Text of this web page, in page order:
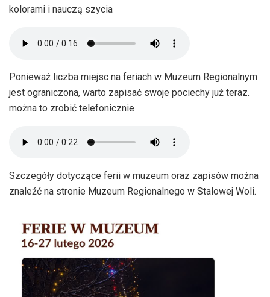
kolorami i nauczą szycia
Ponieważ liczba miejsc na feriach w Muzeum Regionalnym
jest ograniczona, warto zapisać swoje pociechy już teraz.
można to zrobić telefonicznie
Szczegóły dotyczące ferii w muzeum oraz zapisów można
znaleźć na stronie Muzeum Regionalnego w Stalowej Woli.